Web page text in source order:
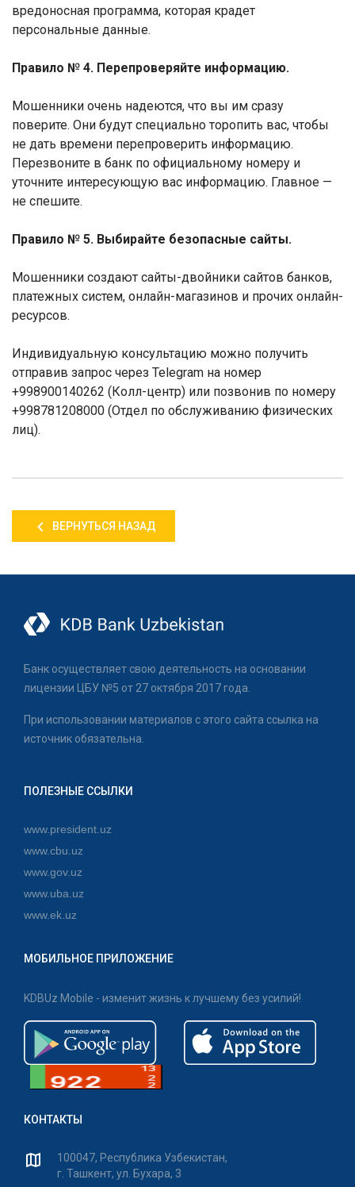
вредоносная программа, которая крадет
персональные данные.
Правило № 4. Перепроверяйте информацию.
Мошенники очень надеются, что вы им сразу
поверите. Они будут специально торопить вас, чтобы
не дать времени перепроверить информацию.
Перезвоните в банк по официальному номеру и
уточните интересующую вас информацию. Главное —
не спешите.
Правило № 5. Выбирайте безопасные сайты.
Мошенники создают сайты-двойники сайтов банков,
платежных систем, онлайн-магазинов и прочих онлайн-
ресурсов.
Индивидуальную консультацию можно получить
отправив запрос через Telegram на номер
+998900140262 (Колл-центр) или позвонив по номеру
+998781208000 (Отдел по обслуживанию физических
лиц).
ВЕРНУТЬСЯ НАЗАД
Банк осуществляет свою деятельность на основании
лицензии ЦБУ №5 от 27 октября 2017 года.
При использовании материалов с этого сайта ссылка на
источник обязательна.
ПОЛЕЗНЫЕ ССЫЛКИ
www.president.uz
www.cbu.uz
www.gov.uz
www.uba.uz
www.ek.uz
МОБИЛЬНОЕ ПРИЛОЖЕНИЕ
KDBUz Mobile - изменит жизнь к лучшему без усилий!
КОНТАКТЫ
100047, Республика Узбекистан,
г. Ташкент, ул. Бухара, 3